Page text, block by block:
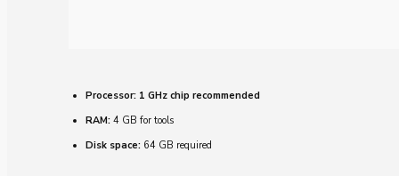
Processor: 1 GHz chip recommended
RAM: 4 GB for tools
Disk space: 64 GB required